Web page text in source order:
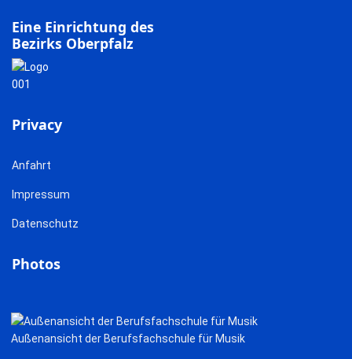
Eine Einrichtung des
Bezirks Oberpfalz
Privacy
Anfahrt
Impressum
Datenschutz
Photos
Außenansicht der Berufsfachschule für Musik